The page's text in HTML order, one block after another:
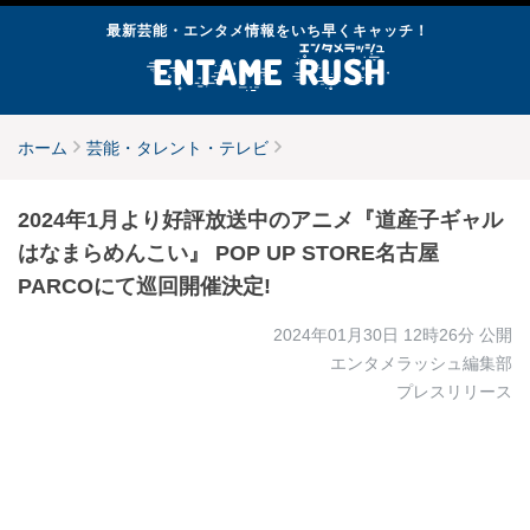
最新芸能・エンタメ情報をいち早くキャッチ！
ホーム 芸能・タレント・テレビ
2024年1月より好評放送中のアニメ『道産子ギャル
はなまらめんこい』 POP UP STORE名古屋
PARCOにて巡回開催決定!
2024年01月30日 12時26分 公開
エンタメラッシュ編集部
プレスリリース